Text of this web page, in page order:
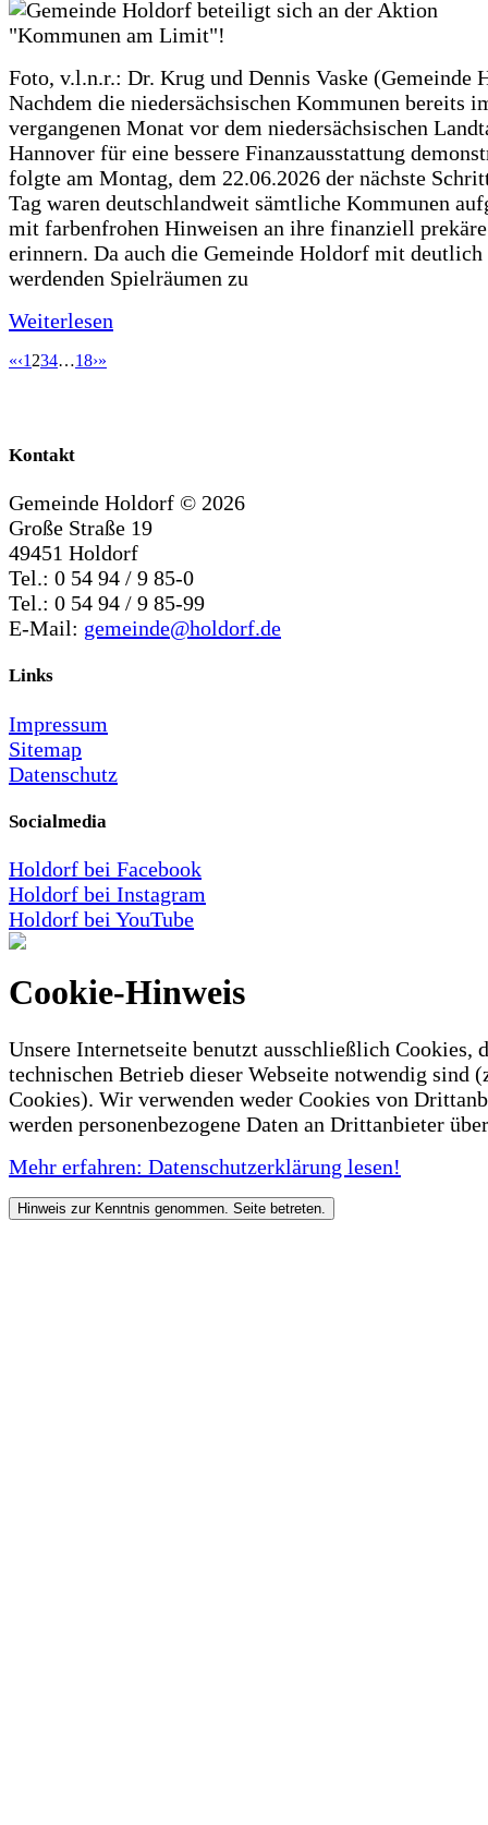
Foto, v.l.n.r.: Dr. Krug und Dennis Vaske (Gemeinde
Nachdem die niedersächsischen Kommunen bereits
vergangenen Monat vor dem niedersächsischen
Hannover für eine bessere Finanzausstattung
folgte am Montag, dem 22.06.2026 der nächste
Tag waren deutschlandweit sämtliche Kommunen
mit farbenfrohen Hinweisen an ihre finanziell
erinnern. Da auch die Gemeinde Holdorf mit deutlich
werdenden Spielräumen zu
Weiterlesen
«‹1 234…18›»
Kontakt
Gemeinde Holdorf © 2026
Große Straße 19
49451 Holdorf
Tel.: 0 54 94 / 9 85-0
Tel.: 0 54 94 / 9 85-99
E-Mail: gemeinde@holdorf.de
Links
Impressum
Sitemap
Datenschutz
Socialmedia
Holdorf bei Facebook
Holdorf bei Instagram
Holdorf bei YouTube
Cookie-Hinweis
Unsere Internetseite benutzt ausschließlich Cookies,
technischen Betrieb dieser Webseite notwendig sind
Cookies). Wir verwenden weder Cookies von
werden personenbezogene Daten an Drittanbieter
Mehr erfahren: Datenschutzerklärung lesen!
Hinweis zur Kenntnis genommen. Seite betreten.